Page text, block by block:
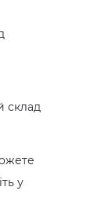
склад
у